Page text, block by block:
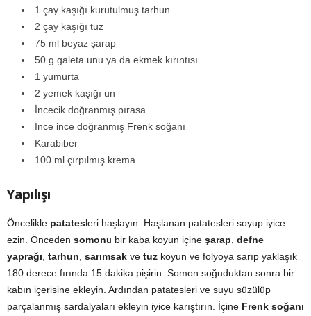
1 çay kaşığı kurutulmuş tarhun
2 çay kaşığı tuz
75 ml beyaz şarap
50 g galeta unu ya da ekmek kırıntısı
1 yumurta
2 yemek kaşığı un
İncecik doğranmış pırasa
İnce ince doğranmış Frenk soğanı
Karabiber
100 ml çırpılmış krema
Yapılışı
Öncelikle patatesleri haşlayın. Haşlanan patatesleri soyup iyice
ezin. Önceden somonu bir kaba koyun içine şarap, defne
yaprağı, tarhun, sarımsak ve tuz koyun ve folyoya sarıp yaklaşık
180 derece fırında 15 dakika pişirin. Somon soğuduktan sonra bir
kabın içerisine ekleyin. Ardından patatesleri ve suyu süzülüp
parçalanmış sardalyaları ekleyin iyice karıştırın. İçine Frenk soğanı